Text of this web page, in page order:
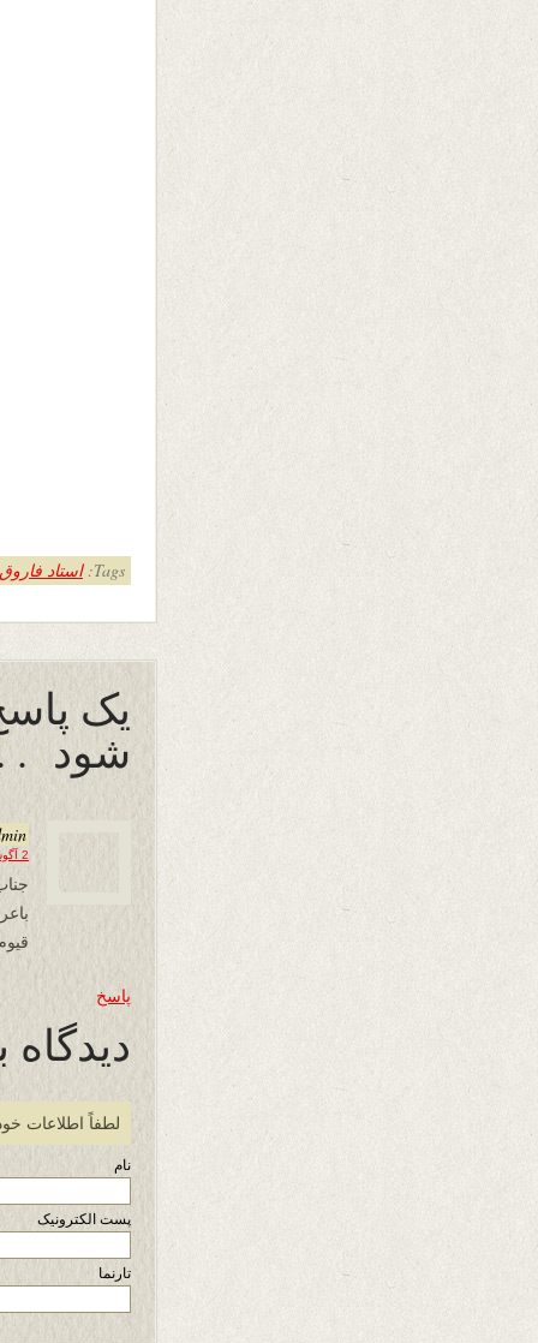
Tags: استاد
یک
‌شود .
2 آگوست 2024 در 16:41
پاسخ
دیدگاه
لطفاً اطلاعات
نام
پست الکترونیک
تارنما